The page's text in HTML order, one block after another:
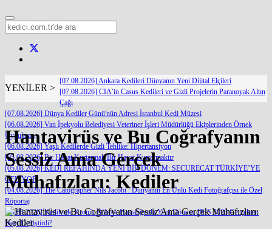
YENİLER >
[07.08.2026] Ankara Kedileri Dünyanın Yeni Dijital Elçileri
[07.08.2026] CIA’in Casus Kedileri ve Gizli Projelerin Paranoyak Altın
Çağı
[07.08.2026] Dünya Kediler Günü'nün Adresi İstanbul Kedi Müzesi
[06.08.2026] Van İpekyolu Belediyesi Veteriner İşleri Müdürlüğü Ekiplerinden Örnek
Uygulama
[06.08.2026] Yaşlı Kedilerde Gizli Tehlike: Hipertansiyon
[05.08.2026] Bir Hayat Kurtarmak Bir Hayat Kurtarmaktır
[05.08.2026] KEDİ REFAHINDA YENİ BİR DÖNEM: SECURECAT TÜRKİYE’YE
GELİYOR
[04.08.2026] The Catographer Nils Jacobi : Dünyanın En Ünlü Kedi Fotoğrafçısı ile Özel
Röportaj
[03.08.2026] Kedilerde Kronik Böbrek Hastalığında Yeni Dönem: IRIS 2026 Gerçekten
Neyi Değiştirdi?
Hantavirüs ve Bu Coğrafyanın
Sessiz Ama Gerçek
Muhafızları: Kediler